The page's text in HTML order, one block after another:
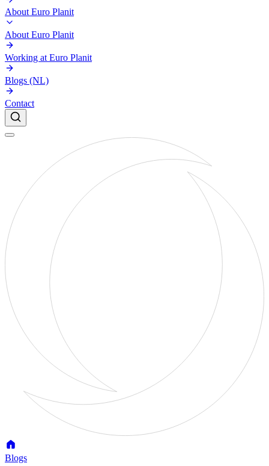
About Euro Planit
About Euro Planit
Working at Euro Planit
Blogs (NL)
Contact
Blogs